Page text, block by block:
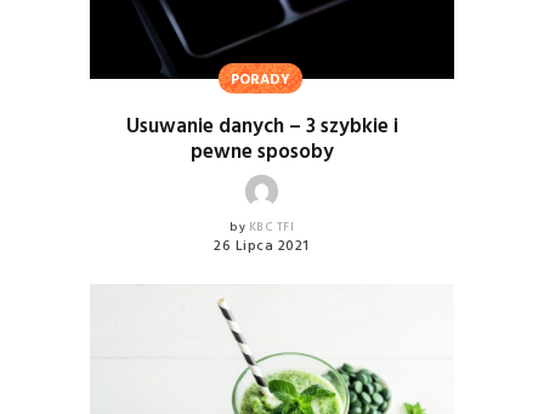
PORADY
Usuwanie danych – 3 szybkie i
pewne sposoby
by KBC TFI
26 Lipca 2021